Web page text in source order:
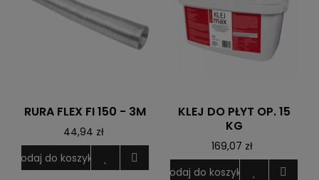
RURA FLEX FI 150 - 3M
44,94 zł
Dodaj do koszyka
KLEJ DO PŁYT OP. 15
KG
169,07 zł
Dodaj do koszyka